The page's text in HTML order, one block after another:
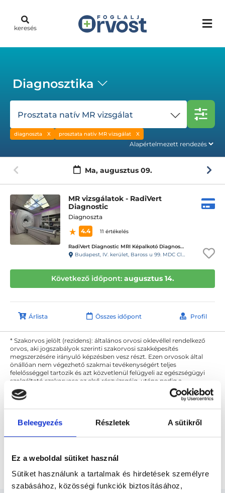
Beleegyezés Részletek A sütikről
Ez a weboldal sütiket használ
Sütiket használunk a tartalmak és hirdetések személyre
szabásához, közösségi funkciók biztosításához,
keresés
Diagnosztika
Prosztata natív MR vizsgálat
diagnoszta prosztata natív MR vizsgálat
Ma, augusztus 09.
MR vizsgálatok - RadiVert
Diagnostic
Diagnoszta
4.4
11 értékelés
RadiVert Diagnostic MRI Képalkotó Diagnosztikai Központ
Budapest, IV. kerület, Baross u 99. MDC Clinic Egészségügyi és Diagnosztikai Center
Következő időpont: augusztus 14.
Árlista Összes időpont Profil
* Szakorvos jelölt (rezidens): általános orvosi oklevéllel rendelkező
orvos, aki jogszabályok szerinti szakorvosi szakképesítés
megszerzésére irányuló képzésben vesz részt. Ezen orvosok által
önállóan nem végezhető szakmai tevékenységért teljes
felelősséggel tartozik és azt közvetlenül felügyeli az egészségügyi
szolgáltató szakorvosa az első részvizsgáig, utána pedig a
szakorvosjelölt önállóan láthat el feladatokat. A foglaljorvost.hu
felelősségét kizárja esetleges névazonosságért bármely szakorvos
Főoldal Diagnoszta
Prosztata natív MR vizsgálat